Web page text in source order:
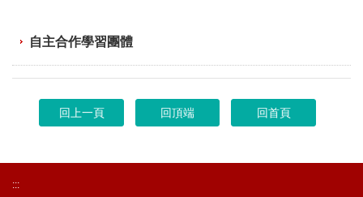
自主合作學習團體
回上一頁 回頂端 回首頁
:::